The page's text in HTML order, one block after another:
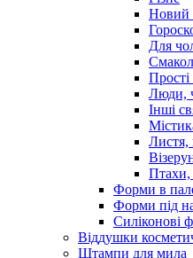
Новий
Для
Люди,
Інші
Птахи,
Форми в
Форми під
Силіконові
Віддушки
Штампи для мила